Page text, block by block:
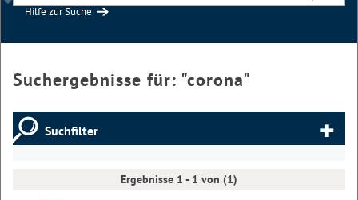
Hilfe zur Suche
Suchergebnisse für: "corona"
Suchfilter
Ergebnisse 1 - 1 von (1)